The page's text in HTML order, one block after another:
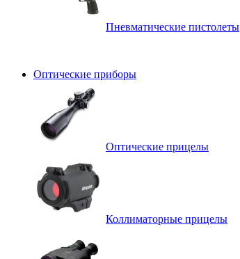
Пневматические пистолеты
Оптические приборы
Оптические прицелы
Коллиматорные прицелы